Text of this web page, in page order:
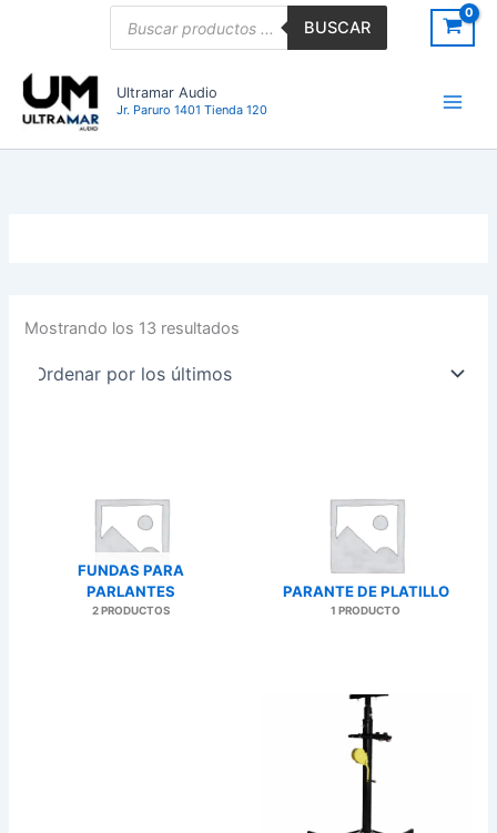
BUSCAR
Ultramar Audio
Jr. Paruro 1401 Tienda 120
Mostrando los 13 resultados
Ordenado
por
los
últimos
FUNDAS PARA
PARLANTES
2 PRODUCTOS
PARANTE DE PLATILLO
1 PRODUCTO